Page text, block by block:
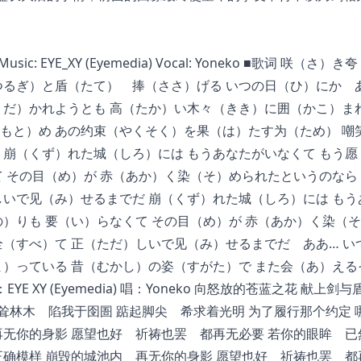
EYE_XY (Eyemedia) Vocal: Yoneko ■歌词 咲（さ）き夸
ぎ）と盾（たて） 捧（ささ）げる いつの日（ひ）にか
）かれようとも 高（たか）い木々（きき）に囲（かこ）ま
）め あの约束（やくそく）を果（は）たす为（ため） 嘲
（くず）れた城（しろ）には もうあなたがいなくて もう愿
の目（め）が 赤（あか）く染（そ）められたというのなら
で见（み）せるまでだ 崩（くず）れた城（しろ）には もう
りも 要（い）らなくて その目（め）が 赤（あか）く染（
すべ）て 正（ただ）しいで见（み）せるまでだ ああ… い
っている 昔（むかし）の姿（すがた）で また会（あ）える
XY (Eyemedia) 唱：Yoneko 向怒放的苍蓝之花 献上剑与
林木 陷我于囹圄 踮起脚尖 希求着光明 为了履行那个约定
你的身影 愿望也好 祈祷也罢 都再无必要 若你的眼眸 已
模样 崩毁的城池内 再无你的身影 愿望也好 祈祷也罢 都